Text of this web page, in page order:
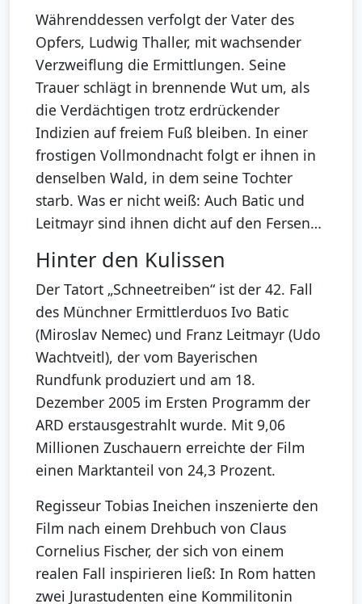
Währenddessen verfolgt der Vater des
Opfers, Ludwig Thaller, mit wachsender
Verzweiflung die Ermittlungen. Seine
Trauer schlägt in brennende Wut um, als
die Verdächtigen trotz erdrückender
Indizien auf freiem Fuß bleiben. In einer
frostigen Vollmondnacht folgt er ihnen in
denselben Wald, in dem seine Tochter
starb. Was er nicht weiß: Auch Batic und
Leitmayr sind ihnen dicht auf den Fersen…
Hinter den Kulissen
Der Tatort „Schneetreiben“ ist der 42. Fall
des Münchner Ermittlerduos Ivo Batic
(Miroslav Nemec) und Franz Leitmayr (Udo
Wachtveitl), der vom Bayerischen
Rundfunk produziert und am 18.
Dezember 2005 im Ersten Programm der
ARD erstausgestrahlt wurde. Mit 9,06
Millionen Zuschauern erreichte der Film
einen Marktanteil von 24,3 Prozent.
Regisseur Tobias Ineichen inszenierte den
Film nach einem Drehbuch von Claus
Cornelius Fischer, der sich von einem
realen Fall inspirieren ließ: In Rom hatten
zwei Jurastudenten eine Kommilitonin